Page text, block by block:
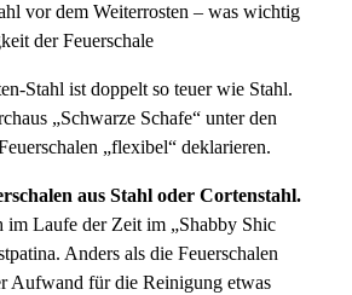
vor dem Weiterrosten – was wichtig
der Feuerschale
Stahl ist doppelt so teuer wie Stahl.
„Schwarze Schafe“ unter den
„flexibel“ deklarieren.
aus Stahl oder Cortenstahl.
im Laufe der Zeit im „Shabby Shic
Anders als die Feuerschalen
Aufwand für die Reinigung etwas